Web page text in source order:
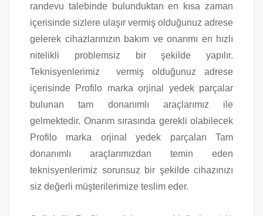
randevu talebinde bulunduktan en kısa zaman
içerisinde sizlere ulaşır vermiş olduğunuz adrese
gelerek cihazlarınızın bakım ve onarımı en hızlı
nitelikli problemsiz bir şekilde yapılır.
Teknisyenlerimiz vermiş olduğunuz adrese
içerisinde Profilo marka orjinal yedek parçalar
bulunan tam donanımlı araçlarımız ile
gelmektedir. Onarım sırasında gerekli olabilecek
Profilo marka orjinal yedek parçaları Tam
donanımlı araçlarımızdan temin eden
teknisyenlerimiz sorunsuz bir şekilde cihazınızı
siz değerli müşterilerimize teslim eder.